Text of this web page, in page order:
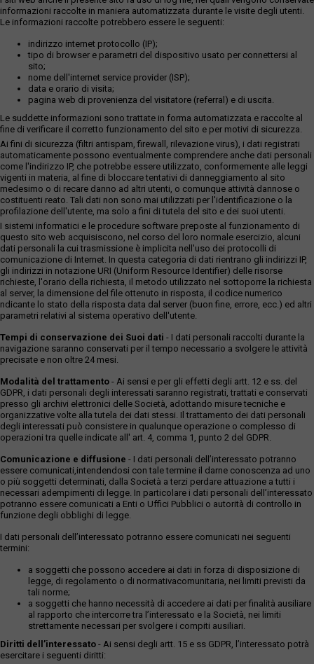
informazioni raccolte in maniera automatizzata durante le visite degli utenti.
Le informazioni raccolte potrebbero essere le seguenti:
indirizzo internet protocollo (IP);
tipo di browser e parametri del dispositivo usato per connettersi al
sito;
nome dell'internet service provider (ISP);
data e orario di visita;
pagina web di provenienza del visitatore (referral) e di uscita.
Le suddette informazioni sono trattate in forma automatizzata e raccolte al
fine di verificare il corretto funzionamento del sito e per motivi di sicurezza.
Ai fini di sicurezza (filtri antispam, firewall, rilevazione virus), i dati registrati
automaticamente possono eventualmente comprendere anche dati personali
come l'indirizzo IP, che potrebbe essere utilizzato, conformemente alle leggi
vigenti in materia, al fine di bloccare tentativi di danneggiamento al sito
medesimo o di recare danno ad altri utenti, o comunque attività dannose o
costituenti reato. Tali dati non sono mai utilizzati per l'identificazione o la
profilazione dell'utente, ma solo a fini di tutela del sito e dei suoi utenti.
I sistemi informatici e le procedure software preposte al funzionamento di
questo sito web acquisiscono, nel corso del loro normale esercizio, alcuni
dati personali la cui trasmissione è implicita nell'uso dei protocolli di
comunicazione di Internet. In questa categoria di dati rientrano gli indirizzi IP,
gli indirizzi in notazione URI (Uniform Resource Identifier) delle risorse
richieste, l'orario della richiesta, il metodo utilizzato nel sottoporre la richiesta
al server, la dimensione del file ottenuto in risposta, il codice numerico
ndicante lo stato della risposta data dal server (buon fine, errore, ecc.) ed altri
parametri relativi al sistema operativo dell'utente.
Tempi di conservazione dei Suoi dati - I dati personali raccolti durante la
navigazione saranno conservati per il tempo necessario a svolgere le attività
precisate e non oltre 24 mesi.
Modalità del trattamento - Ai sensi e per gli effetti degli artt. 12 e ss. del
GDPR, i dati personali degli interessati saranno registrati, trattati e conservati
presso gli archivi elettronici delle Società, adottando misure tecniche e
organizzative volte alla tutela dei dati stessi. Il trattamento dei dati personali
degli interessati può consistere in qualunque operazione o complesso di
operazioni tra quelle indicate all' art. 4, comma 1, punto 2 del GDPR.
Comunicazione e diffusione - I dati personali dell’interessato potranno
essere comunicati,intendendosi con tale termine il darne conoscenza ad uno
o più soggetti determinati, dalla Società a terzi perdare attuazione a tutti i
necessari adempimenti di legge. In particolare i dati personali dell’interessato
potranno essere comunicati a Enti o Uffici Pubblici o autorità di controllo in
funzione degli obblighi di legge.
I dati personali dell’interessato potranno essere comunicati nei seguenti
termini:
a soggetti che possono accedere ai dati in forza di disposizione di
legge, di regolamento o di normativacomunitaria, nei limiti previsti da
tali norme;
a soggetti che hanno necessità di accedere ai dati per finalità ausiliare
al rapporto che intercorre tra l’interessato e la Società, nei limiti
strettamente necessari per svolgere i compiti ausiliari.
Diritti dell’interessato - Ai sensi degli artt. 15 e ss GDPR, l’interessato potrà
esercitare i seguenti diritti: